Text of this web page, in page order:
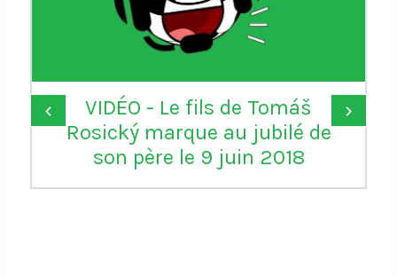
VIDÉO - Le fils de Tomáš
Rosický marque au jubilé de
son père le 9 juin 2018
‹ ›